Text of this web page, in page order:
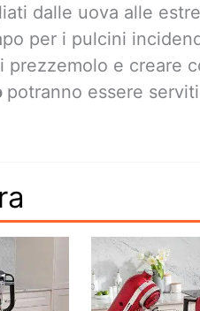
dalle uova alle
per i pulcini
prezzemolo e creare
potranno essere